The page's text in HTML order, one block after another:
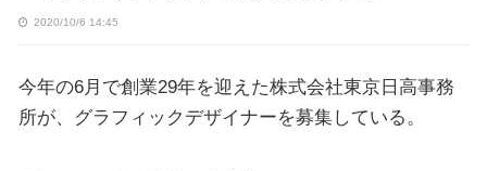
2020/10/6 14:45
今年の6月で創業29年を迎えた株式会社東京日高事務
所が、グラフィックデザイナーを募集している。